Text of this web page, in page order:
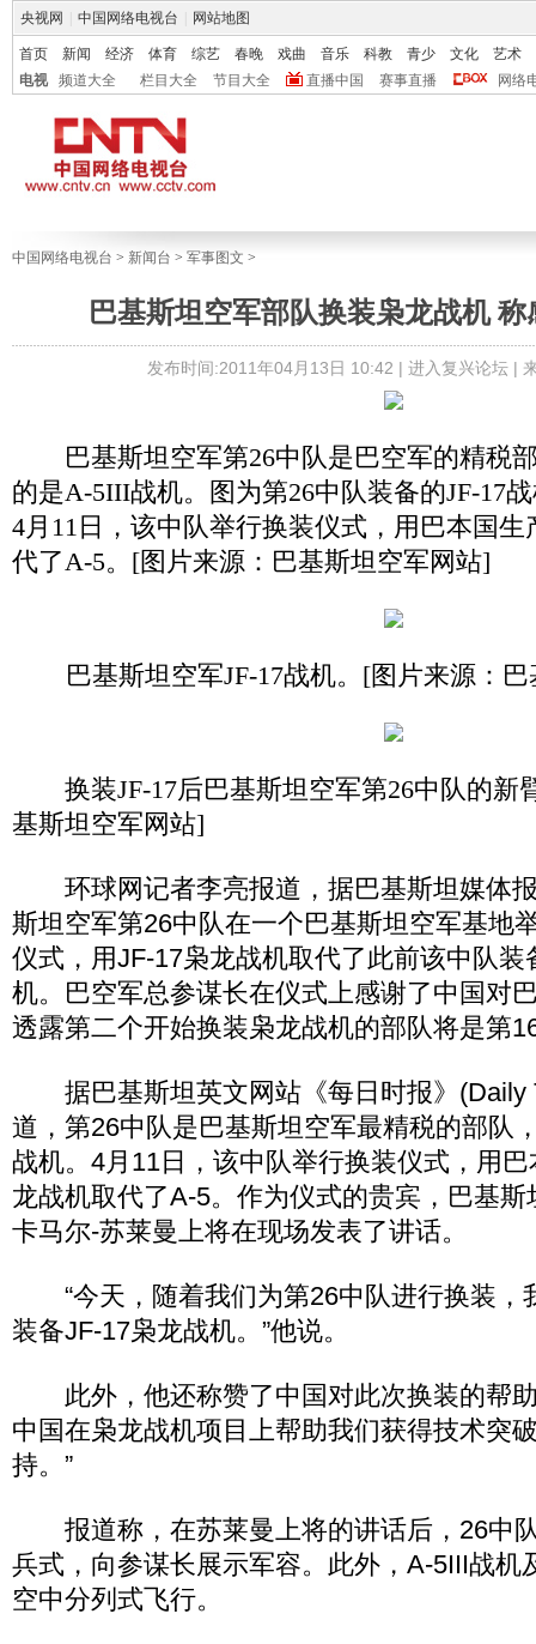
央视网 中国网络电视台 网站地图
首页 新闻 经济 体育 综艺 春晚 戏曲 音乐 科教 青少 文化
艺术
电视
频道大全 栏目大全 节目大全 直播中国 赛事直播 网络
中国网络电视台 > 新闻台 > 军事图文 >
巴基斯坦空军部队换装枭龙战机
发布时间:2011年04月13日 10:42 | 进入复兴论坛|
巴基斯坦空军第26中队是巴空军的精税
的是A-5III战机。图为第26中队装备的JF-17
4月11日，该中队举行换装仪式，用巴本国生
代了A-5。[图片来源：巴基斯坦空军网站]
巴基斯坦空军JF-17战机。[图片来源：
换装JF-17后巴基斯坦空军第26中队的新
基斯坦空军网站]
环球网记者李亮报道，据巴基斯坦媒体
斯坦空军第26中队在一个巴基斯坦空军基地
仪式，用JF-17枭龙战机取代了此前该中队装
机。巴空军总参谋长在仪式上感谢了中国对
透露第二个开始换装枭龙战机的部队将是第
据巴基斯坦英文网站《每日时报》(Daily
道，第26中队是巴基斯坦空军最精税的部队
战机。4月11日，该中队举行换装仪式，用
龙战机取代了A-5。作为仪式的贵宾，巴基
卡马尔-苏莱曼上将在现场发表了讲话。
“今天，随着我们为第26中队进行换装，
装备JF-17枭龙战机。”他说。
此外，他还称赞了中国对此次换装的帮助
中国在枭龙战机项目上帮助我们获得技术突
持。”
报道称，在苏莱曼上将的讲话后，26中
兵式，向参谋长展示军容。此外，A-5III战机
空中分列式飞行。